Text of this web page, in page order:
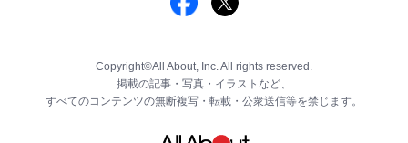
Copyright©All About, Inc. All rights reserved.
掲載の記事・写真・イラストなど、
すべてのコンテンツの無断複写・転載・公衆送信等を禁じます。